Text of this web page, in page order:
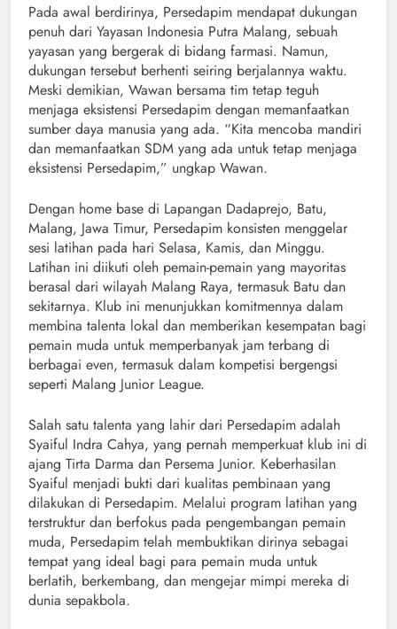
Pada awal berdirinya, Persedapim mendapat dukungan
penuh dari Yayasan Indonesia Putra Malang, sebuah
yayasan yang bergerak di bidang farmasi. Namun,
dukungan tersebut berhenti seiring berjalannya waktu.
Meski demikian, Wawan bersama tim tetap teguh
menjaga eksistensi Persedapim dengan memanfaatkan
sumber daya manusia yang ada. “Kita mencoba mandiri
dan memanfaatkan SDM yang ada untuk tetap menjaga
eksistensi Persedapim,” ungkap Wawan.
Dengan home base di Lapangan Dadaprejo, Batu,
Malang, Jawa Timur, Persedapim konsisten menggelar
sesi latihan pada hari Selasa, Kamis, dan Minggu.
Latihan ini diikuti oleh pemain-pemain yang mayoritas
berasal dari wilayah Malang Raya, termasuk Batu dan
sekitarnya. Klub ini menunjukkan komitmennya dalam
membina talenta lokal dan memberikan kesempatan bagi
pemain muda untuk memperbanyak jam terbang di
berbagai even, termasuk dalam kompetisi bergengsi
seperti Malang Junior League.
Salah satu talenta yang lahir dari Persedapim adalah
Syaiful Indra Cahya, yang pernah memperkuat klub ini di
ajang Tirta Darma dan Persema Junior. Keberhasilan
Syaiful menjadi bukti dari kualitas pembinaan yang
dilakukan di Persedapim. Melalui program latihan yang
terstruktur dan berfokus pada pengembangan pemain
muda, Persedapim telah membuktikan dirinya sebagai
tempat yang ideal bagi para pemain muda untuk
berlatih, berkembang, dan mengejar mimpi mereka di
dunia sepakbola.